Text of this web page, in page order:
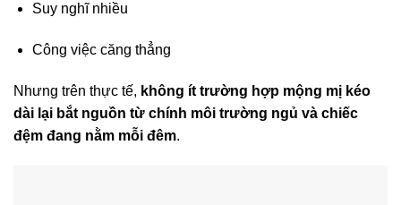
Suy nghĩ nhiều
Công việc căng thẳng
Nhưng trên thực tế, không ít trường hợp mộng mị kéo
dài lại bắt nguồn từ chính môi trường ngủ và chiếc
đệm đang nằm mỗi đêm.